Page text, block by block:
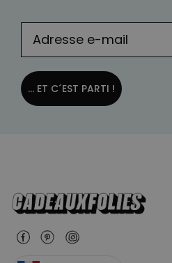
... ET C´EST PARTI !